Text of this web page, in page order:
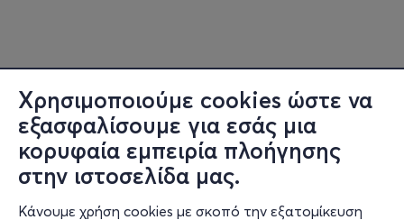
Χρησιμοποιούμε cookies ώστε να
εξασφαλίσουμε για εσάς μια
κορυφαία εμπειρία πλοήγησης
στην ιστοσελίδα μας.
Κάνουμε χρήση cookies με σκοπό την εξατομίκευση